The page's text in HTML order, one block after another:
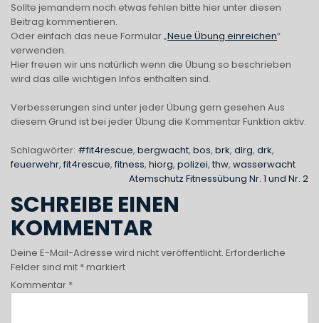
Sollte jemandem noch etwas fehlen bitte hier unter diesen
Beitrag kommentieren.
Oder einfach das neue Formular „Neue Übung einreichen“
verwenden.
Hier freuen wir uns natürlich wenn die Übung so beschrieben
wird das alle wichtigen Infos enthalten sind.
Verbesserungen sind unter jeder Übung gern gesehen Aus
diesem Grund ist bei jeder Übung die Kommentar Funktion aktiv.
Schlagwörter: #fit4rescue, bergwacht, bos, brk, dlrg, drk,
feuerwehr, fit4rescue, fitness, hiorg, polizei, thw, wasserwacht
BEITRAGSNAVIGATION
Atemschutz Fitnessübung Nr. 1 und Nr. 2
SCHREIBE EINEN
KOMMENTAR
Deine E-Mail-Adresse wird nicht veröffentlicht. Erforderliche
Felder sind mit *markiert
Kommentar *